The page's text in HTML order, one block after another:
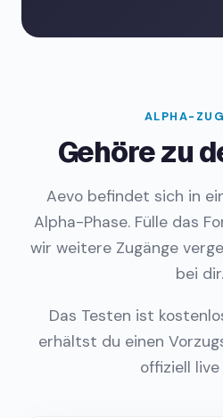
ALPHA-
Gehöre zu
Aevo befindet sich in
Alpha-Phase. Fülle das
wir weitere Zugänge
bei dir.
Das Testen ist
erhältst du einen
offiziell